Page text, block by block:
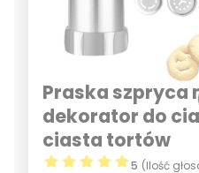
Praska szpryca
dekorator do
ciasta tortów
5 (Ilość